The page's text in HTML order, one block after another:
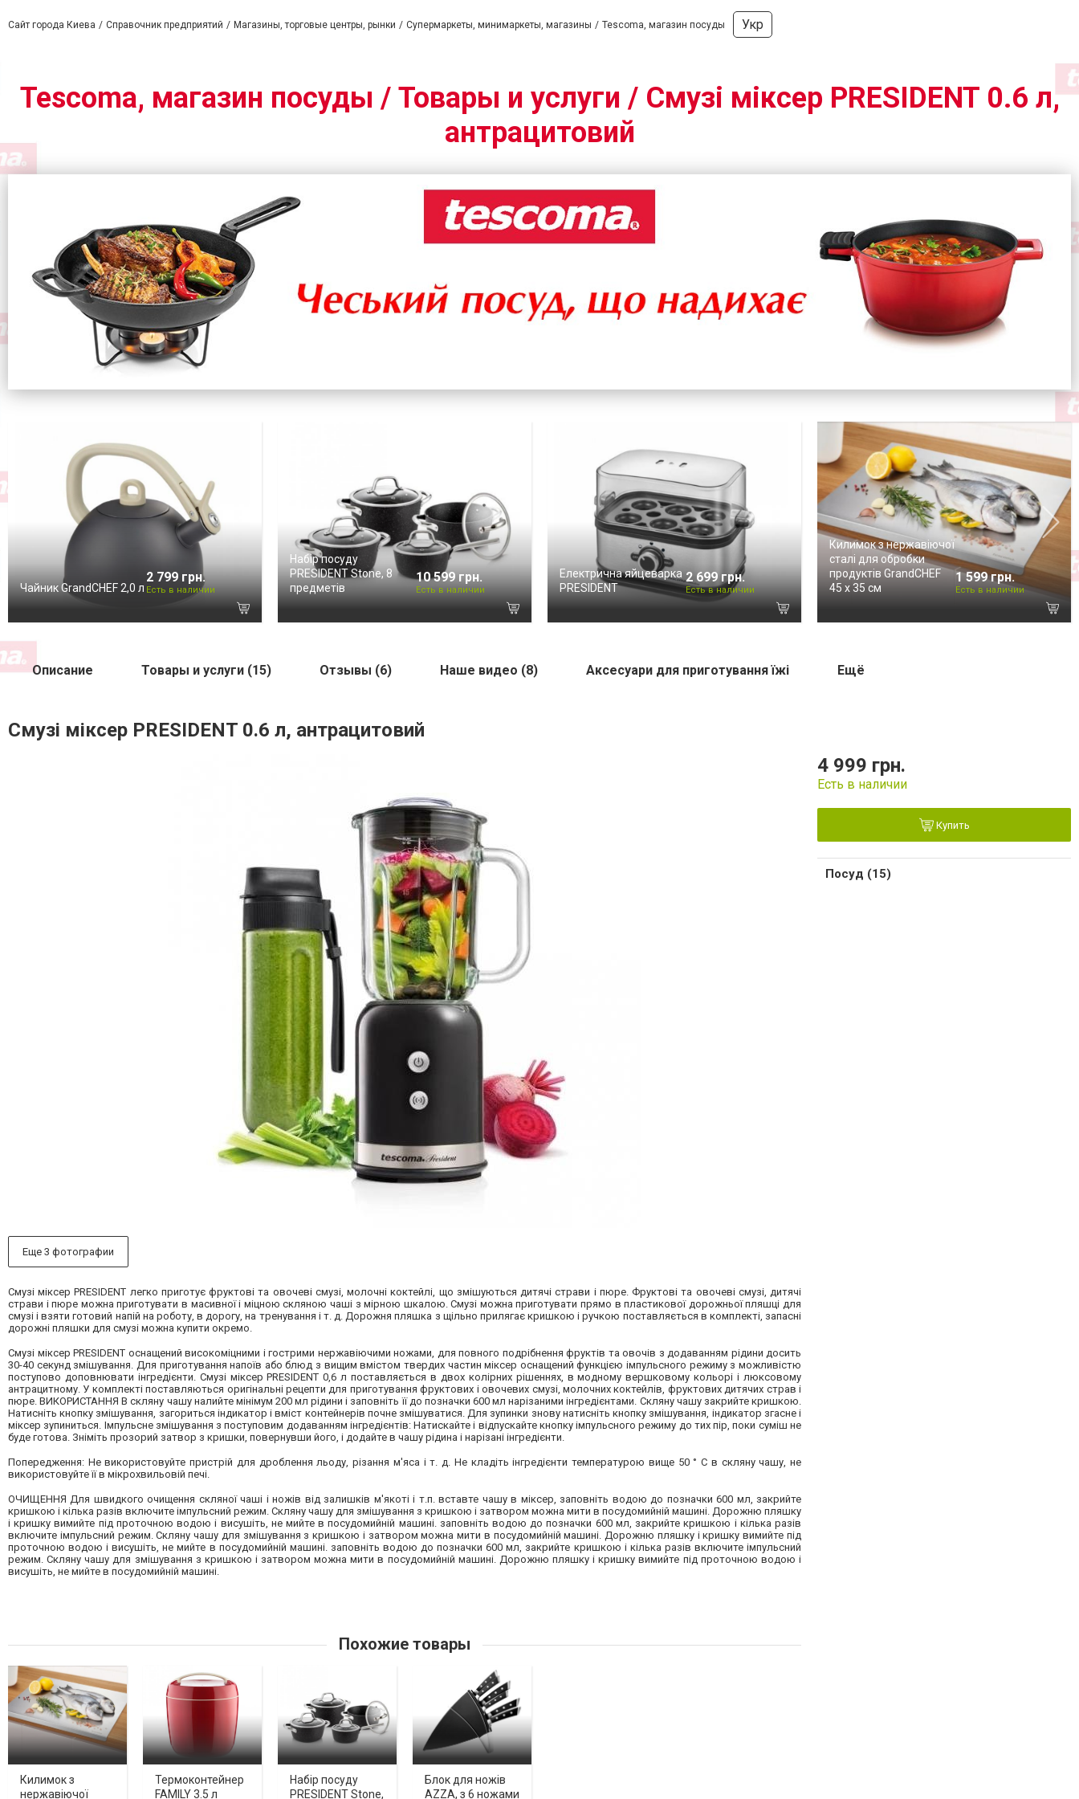
Сайт города Киева Справочник предприятий Магазины, торговые центры, рынки Супермаркеты, минимаркеты, магазины Tescoma, магазин посуды Укр
Tescoma, магазин посуды / Товары и услуги / Смузі міксер PRESIDENT 0.6 л,
антрацитовий
Чайник GrandCHEF 2,0 л
2 799 грн.
Есть в наличии
Набір посуду
PRESIDENT Stone, 8
предметів
10 599 грн.
Есть в наличии
Електрична яйцеварка
PRESIDENT
2 699 грн.
Есть в наличии
Килимок з нержавіючої
сталі для обробки
продуктів GrandCHEF
45 х 35 см
1 599 грн.
Есть в наличии
Описание Товары и услуги (15) Отзывы (6) Наше видео (8) Аксесуари для приготування їжі Ещё
Смузі міксер PRESIDENT 0.6 л, антрацитовий
Еще 3 фотографии
Смузі міксер PRESIDENT легко приготує фруктові та овочеві смузі, молочні коктейлі, що змішуються дитячі страви і пюре. Фруктові та овочеві смузі, дитячі
страви і пюре можна приготувати в масивної і міцною скляною чаші з мірною шкалою. Смузі можна приготувати прямо в пластикової дорожньої пляшці для
смузі і взяти готовий напій на роботу, в дорогу, на тренування і т. д. Дорожня пляшка з щільно прилягає кришкою і ручкою поставляється в комплекті, запасні
дорожні пляшки для смузі можна купити окремо.
Смузі міксер PRESIDENT оснащений високоміцними і гострими нержавіючими ножами, для повного подрібнення фруктів та овочів з додаванням рідини досить
30-40 секунд змішування. Для приготування напоїв або блюд з вищим вмістом твердих частин міксер оснащений функцією імпульсного режиму з можливістю
поступово доповнювати інгредієнти. Смузі міксер PRESIDENT 0,6 л поставляється в двох колірних рішеннях, в модному вершковому кольорі і люксовому
антрацитному. У комплекті поставляються оригінальні рецепти для приготування фруктових і овочевих смузі, молочних коктейлів, фруктових дитячих страв і
пюре. ВИКОРИСТАННЯ В скляну чашу налийте мінімум 200 мл рідини і заповніть її до позначки 600 мл нарізаними інгредієнтами. Скляну чашу закрийте кришкою.
Натисніть кнопку змішування, загориться індикатор і вміст контейнерів почне змішуватися. Для зупинки знову натисніть кнопку змішування, індикатор згасне і
міксер зупиниться. Імпульсне змішування з поступовим додаванням інгредієнтів: Натискайте і відпускайте кнопку імпульсного режиму до тих пір, поки суміш не
буде готова. Зніміть прозорий затвор з кришки, повернувши його, і додайте в чашу рідина і нарізані інгредієнти.
Попередження: Не використовуйте пристрій для дроблення льоду, різання м'яса і т. д. Не кладіть інгредієнти температурою вище 50 ° С в скляну чашу, не
використовуйте її в мікрохвильовій печі.
ОЧИЩЕННЯ Для швидкого очищення скляної чаші і ножів від залишків м'якоті і т.п. вставте чашу в міксер, заповніть водою до позначки 600 мл, закрийте
кришкою і кілька разів включите імпульсний режим. Скляну чашу для змішування з кришкою і затвором можна мити в посудомийній машині. Дорожню пляшку
і кришку вимийте під проточною водою і висушіть, не мийте в посудомийній машині. заповніть водою до позначки 600 мл, закрийте кришкою і кілька разів
включите імпульсний режим. Скляну чашу для змішування з кришкою і затвором можна мити в посудомийній машині. Дорожню пляшку і кришку вимийте під
проточною водою і висушіть, не мийте в посудомийній машині. заповніть водою до позначки 600 мл, закрийте кришкою і кілька разів включите імпульсний
режим. Скляну чашу для змішування з кришкою і затвором можна мити в посудомийній машині. Дорожню пляшку і кришку вимийте під проточною водою і
висушіть, не мийте в посудомийній машині.
4 999 грн.
Есть в наличии
Купить
Посуд (15)
Похожие товары
Килимок з
нержавіючої
Термоконтейнер
FAMILY 3.5 л
Набір посуду
PRESIDENT Stone,
Блок для ножів
AZZA, з 6 ножами